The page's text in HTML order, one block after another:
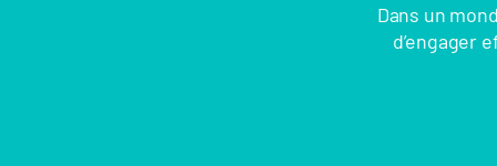
Dans un
d’engager